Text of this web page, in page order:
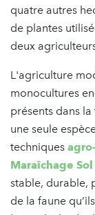
quatre autres
de plantes
deux
L'agriculture
monocultures
présents dans
une seule
techniques
Maraîchage
stable, durable,
de la faune